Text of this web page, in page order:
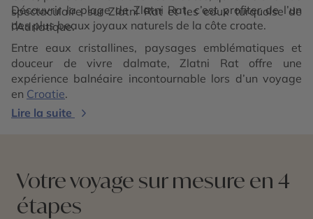
spectaculaire sur Zlatni Rat et les eaux turquoise de
l’Adriatique.
Découvrir la plage de Zlatni Rat, c’est profiter de l’un
des plus beaux joyaux naturels de la côte croate.
Entre eaux cristallines, paysages emblématiques et
douceur de vivre dalmate, Zlatni Rat offre une
expérience balnéaire incontournable lors d’un voyage
en Croatie.
Lire la suite
Votre voyage sur mesure en 4
étapes